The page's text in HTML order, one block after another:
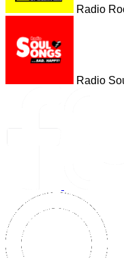
Radio
Radio